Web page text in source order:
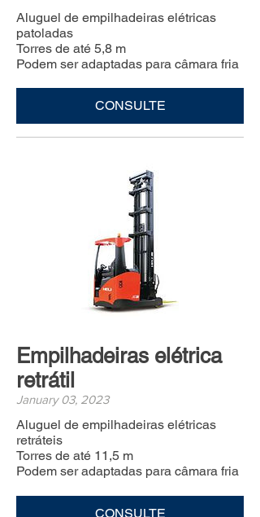
Aluguel de empilhadeiras elétricas
patoladas
Torres de até 5,8 m
Podem ser adaptadas para câmara fria
CONSULTE
Empilhadeiras elétrica
retrátil
January 03, 2023
Aluguel de empilhadeiras elétricas
retráteis
Torres de até 11,5 m
Podem ser adaptadas para câmara fria
CONSULTE